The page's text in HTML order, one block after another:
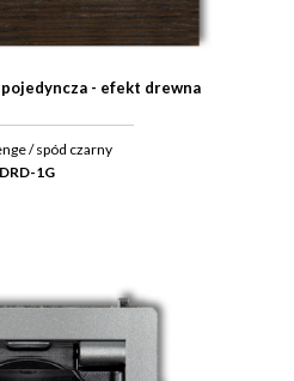
- efekt drewna
/ spód czarny
DRD-1G